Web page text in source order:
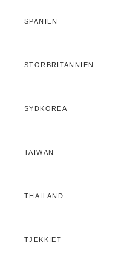
SPANIEN
STORBRITANNIEN
SYDKOREA
TAIWAN
THAILAND
TJEKKIET